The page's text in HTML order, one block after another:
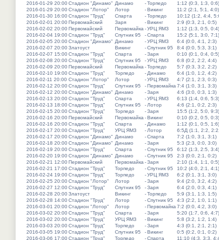
2016-01-29 20:00Стадион "Динамо" Динамо -Торпедо
1:12 (0:3, 1:3, 0:6)
2016-01-29 20:00Стадион "Лотор" Лотор -Викинг
11:2 (2:1, 5:1, 4:0)
2016-01-30 16:00Стадион "Труд" Спарта -Торпедо
10:12 (1:2, 4:4,
2016-02-01 20:00Первомайский Заря -Викинг
2:9 (0:3, 2:1, 0:5)
2016-02-02 20:00Первомайский Первомайка -УРЦ ЯМЗ
1:12 (1:3, 0:5, 0:4)
2016-02-04 19:00Стадион "Труд" Спутник 95 -Спарта
15:2 (5:1, 3:0, 7:1)
2016-02-05 20:00Стадион "Динамо" Динамо -УРЦ ЯМЗ
6:4 (0:0, 4:1, 2:3)
2016-02-07 20:00Златоуст Викинг -Спутник 95
8:4 (0:0, 5:3, 3:1)
2016-02-07 15:00Стадион "Труд" Спарта -Заря
0:10 (0:1, 0:4, 0:5)
2016-02-08 20:00Стадион "Труд" Спутник 95 -УРЦ ЯМЗ
6:8 (0:2, 2:2, 4:4)
2016-02-09 20:00Первомайский Первомайка -Торпедо
5:7 (0:3, 3:2, 2:2)
2016-02-10 19:00Стадион "Труд" Торпедо - Динамо
6:4 (1:0, 1:2, 4:2)
2016-02-11 20:00 Стадион "Лотор" Лотор -УРЦ ЯМЗ
4:7 (2:1, 2:3, 0:3)
2016-02-12 20:00Стадион "Труд" Спутник 95 -Первомайка 7:4 (1:0, 3:1, 3:3)
2016-02-12 20:00Стадион "Динамо" Динамо -Заря
4:6 (3:0, 0:3, 1:3)
2016-02-13 20:00Стадион "Труд" Спарта -УРЦ ЯМЗ
6:13 (1:4, 0:6, 5:3)
2016-02-13 18:00Стадион "Труд" Спутник 95 - Лотор
4:6 (2:1, 0:2, 2:3)
2016-02-15 20:00Стадион "Труд" Торпедо -Заря
15:5 (1:2, 5:0, 9:3)
2016-02-16 20:00Первомайский Первомайка -Викинг
0:10 (0:2, 0:5, 0:3)
2016-02-16 20:00Стадион "Труд" Спарта - Динамо
1:12 (0:1, 0:5, 1:6)
2016-02-17 20:00Стадион "Труд" УРЦ ЯМЗ - Лотор
6:5Д (1:1, 2:2,
2016-02-17 20:00Стадион "Динамо" Динамо -Спарта
7:2 (1:0, 3:1, 3:1)
2016-02-18 20:00Стадион "Динамо" Динамо -Заря
5:3 (2:3, 0:0, 3:0)
2016-02-19 20:00Стадион "Труд" Спарта -Спутник 95
6:12 (1:3, 2:5, 3:4)
2016-02-20 19:00Стадион "Динамо" Динамо -Спутник 95
2:3 (0:0, 2:1, 0:2)
2016-02-21 12:00Первомайский Первомайка -Заря
2:10 (1:4, 1:1, 0:5)
2016-02-21 17:00Стадион "Труд" Торпедо -Спутник 95
10:2 (4:0, 2:1, 4:1)
2016-02-24 19:00Стадион "Труд" Торпедо -УРЦ ЯМЗ
6:2 (0:1, 3:1, 3:0)
2016-02-25 20:00Стадион "Лотор" Лотор -Заря
9:4 (2:0, 3:2, 4:2)
2016-02-27 12:00Стадион "Труд" Спутник 95 -Заря
6:4 (2:0, 0:3, 4:1)
2016-02-28 20:00Златоуст Викинг -Торпедо
5:9 (3:1, 1:3, 1:5)
2016-02-28 14:00Стадион "Труд" Лотор -Спутник 95
4:3 (2:2, 1:0, 1:1)
2016-03-01 20:00Стадион "Лотор" Лотор -Первомайка 7:2 (0:0, 4:2, 3:0)
2016-03-02 20:00Стадион "Труд" Спарта -Заря
5:20 (1:7, 0:6, 4:7)
2016-03-02 20:00Стадион "Труд" УРЦ ЯМЗ -Викинг
5:8 (3:2, 1:2, 1:4)
2016-03-03 20:00Стадион "Труд" Торпедо -Заря
4:3 (0:1, 2:1, 2:1)
2016-03-05 19:00Стадион "Труд" Спутник 95 -Викинг
0:5 (0:2, 0:1, 0:2)
2016-03-06 17:00Стадион "Труд" Торпедо -Спарта 11:10 (4:3, 3:3,